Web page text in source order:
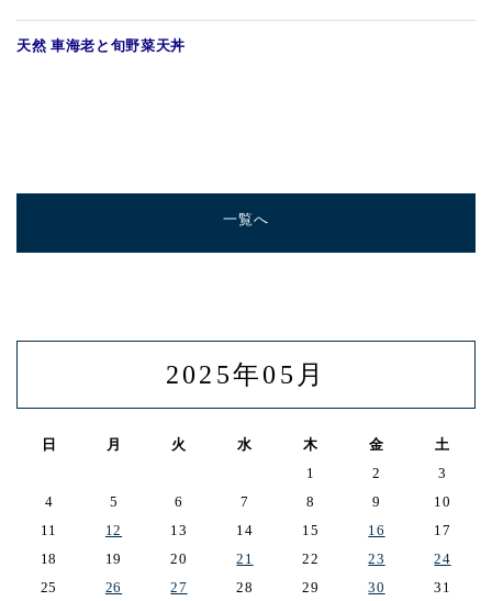
天然 車海老と旬野菜天丼
一覧へ
2025年05月
日 月 火 水 木 金
土
1
2
3
4
5 6 7 8 9
10
11
12 13 14 15 16
17
18
19 20 21 22 23
24
25
26 27 28 29 30 31